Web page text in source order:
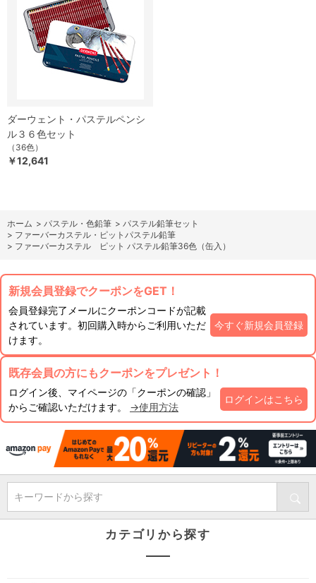
ダーウェント・パステルペンシ
ル３６色セット
（36色）
￥12,641
ホーム > パステル・色鉛筆 > パステル鉛筆セット
> ファーバーカステル・ピットパステル鉛筆
> ファーバーカステル ピット パステル鉛筆36色（缶入）
新規会員登録でクーポンをGET！
会員登録完了メールにクーポンコードが記載
されています。初回購入時からご利用いただ
けます。
今すぐ新規会員登録
既存会員の方にもクーポンをプレゼント！
ログイン後、マイページの「クーポンの確認」
からご確認いただけます。 →使用方法
ログインはこちら
キーワードから探す
カテゴリから探す